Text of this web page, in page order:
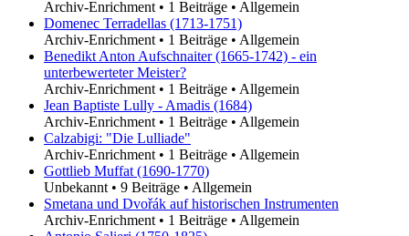
Archiv-Enrichment • 1 Beiträge • Allgemein
Domenec Terradellas (1713-1751)
Archiv-Enrichment • 1 Beiträge • Allgemein
Benedikt Anton Aufschnaiter (1665-1742) - ein
unterbewerteter Meister?
Archiv-Enrichment • 1 Beiträge • Allgemein
Jean Baptiste Lully - Amadis (1684)
Archiv-Enrichment • 1 Beiträge • Allgemein
Calzabigi: "Die Lulliade"
Archiv-Enrichment • 1 Beiträge • Allgemein
Gottlieb Muffat (1690-1770)
Unbekannt • 9 Beiträge • Allgemein
Smetana und Dvořák auf historischen Instrumenten
Archiv-Enrichment • 1 Beiträge • Allgemein